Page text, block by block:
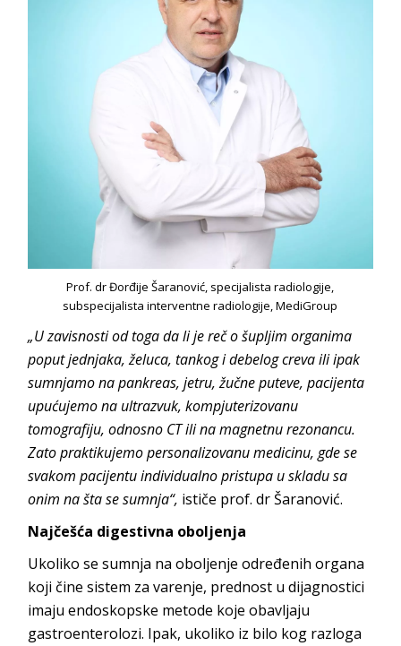
Prof. dr Đorđije Šaranović, specijalista radiologije,
subspecijalista interventne radiologije, MediGroup
„U zavisnosti od toga da li je reč o šupljim organima
poput jednjaka, želuca, tankog i debelog creva ili ipak
sumnjamo na pankreas, jetru, žučne puteve, pacijenta
upućujemo na ultrazvuk, kompjuterizovanu
tomografiju, odnosno CT ili na magnetnu rezonancu.
Zato praktikujemo personalizovanu medicinu, gde se
svakom pacijentu individualno pristupa u skladu sa
onim na šta se sumnja“, ističe prof. dr Šaranović.
Najčešća digestivna oboljenja
Ukoliko se sumnja na oboljenje određenih organa
koji čine sistem za varenje, prednost u dijagnostici
imaju endoskopske metode koje obavljaju
gastroenterolozi. Ipak, ukoliko iz bilo kog razloga